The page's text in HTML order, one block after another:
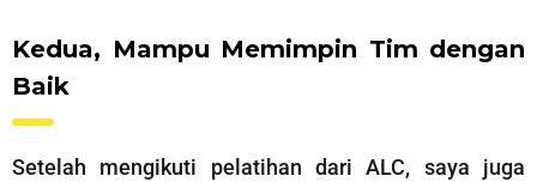
Kedua, Mampu Memimpin Tim dengan
Baik
Setelah mengikuti pelatihan dari ALC, saya juga